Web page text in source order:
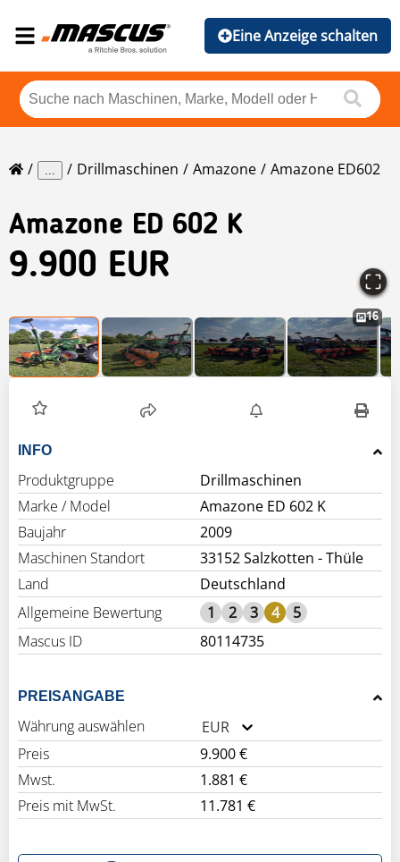
Eine Anzeige schalten
... Drillmaschinen Amazone Amazone ED602
Amazone ED 602 K
9.900 EUR
16
INFO
Produktgruppe
Drillmaschinen
Marke / Model
Amazone ED 602 K
Baujahr
2009
Maschinen Standort
33152 Salzkotten - Thüle
Land
Deutschland
Allgemeine Bewertung
1 2 3 4
5
Mascus ID
80114735
PREISANGABE
Währung auswählen
EUR
Preis
9.900 €
Mwst.
1.881 €
Preis mit MwSt.
11.781 €